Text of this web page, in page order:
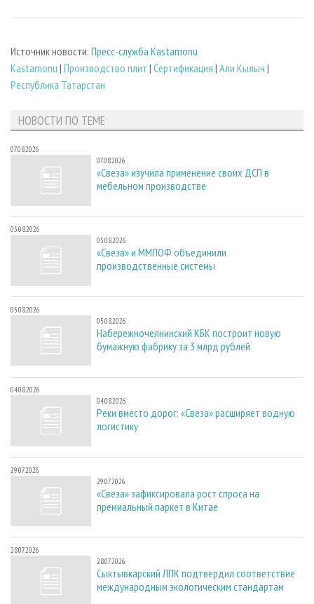
Источник новости: Пресс-служба Kastamonu
Kastamonu | Производство плит | Сертификация | Али Кылыч |
Республика Татарстан
НОВОСТИ ПО ТЕМЕ
07.08.2026
07.08.2026
«Свеза» изучила применение своих ДСП в
мебельном производстве
05.08.2026
05.08.2026
«Свеза» и ММПОФ объединили
производственные системы
05.08.2026
05.08.2026
Набережночелнинский КБК построит новую
бумажную фабрику за 3 млрд рублей
04.08.2026
04.08.2026
Реки вместо дорог: «Свеза» расширяет водную
логистику
29.07.2026
29.07.2026
«Свеза» зафиксировала рост спроса на
премиальный паркет в Китае
28.07.2026
28.07.2026
Сыктывкарский ЛПК подтвердил соответствие
международным экологическим стандартам